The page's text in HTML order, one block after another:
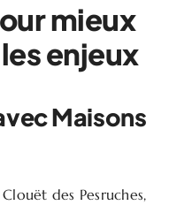
mieux
enjeux
Maisons
des Pesruches,